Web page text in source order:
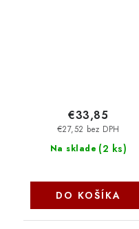
Na sklade (2 ks)
€27,52 bez DPH
€33,85
DO KOŠÍKA